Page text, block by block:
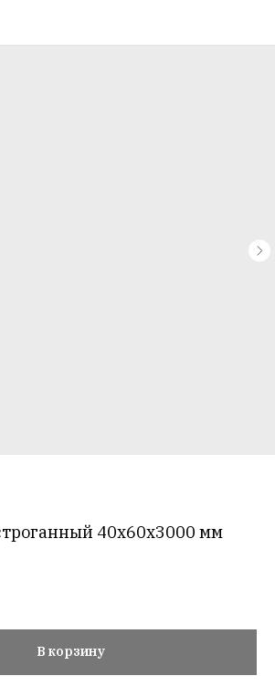
40х60х3000 мм
В корзину